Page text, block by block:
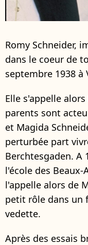
Romy Schneider,
dans le coeur de
septembre 1938 à
Elle s'appelle
parents sont
et Magida
perturbée part
Berchtesgaden. A
l'école des Beaux-
l'appelle alors de
petit rôle dans un
vedette.
Après des essais